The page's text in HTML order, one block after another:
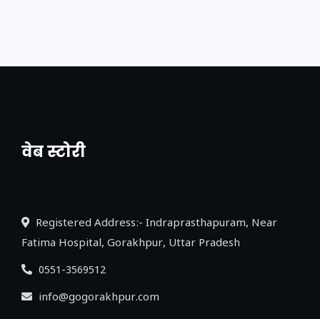
वेब स्टोरी
नया एक्सप्रेसवे: पूर्वांचल का लक, डेवलपमेंट का
Registered Address:- Indraprasthapuram, Near
Fatima Hospital, Gorakhpur, Uttar Pradesh
0551-3569512
info@gogorakhpur.com